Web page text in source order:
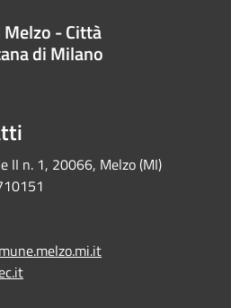
- Città
di Milano
II n. 1, 20066, Melzo (MI)